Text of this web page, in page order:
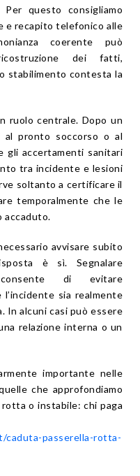
questo consigliamo
e recapito telefonico alle
coerente può
dei fatti,
stabilimento contesta la
ruolo centrale. Dopo un
al pronto soccorso o al
gli accertamenti sanitari
tra incidente e lesioni
soltanto a certificare il
temporalmente che le
accaduto.
avvisare subito
è sì. Segnalare
consente di evitare
sia realmente
In alcuni casi può essere
relazione interna o un
importante nelle
che approfondiamo
rotta o instabile: chi paga
caduta-passerella-rotta-